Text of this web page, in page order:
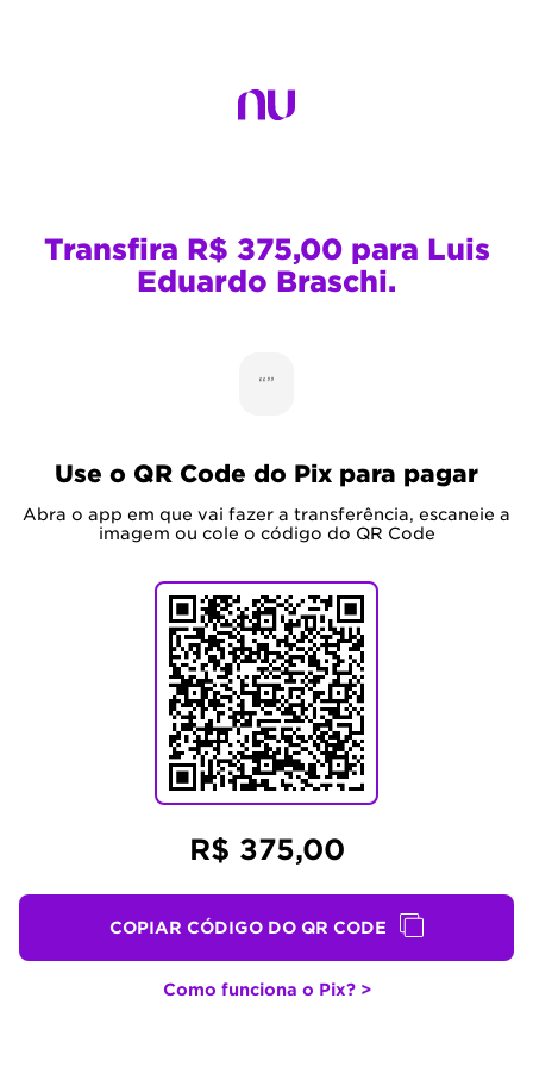
Transfira R$ 375,00 para Luis
Eduardo Braschi.
“”
Use o QR Code do Pix para pagar
Abra o app em que vai fazer a transferência, escaneie a
imagem ou cole o código do QR Code
R$ 375,00
COPIAR CÓDIGO DO QR CODE
Como funciona o Pix? >